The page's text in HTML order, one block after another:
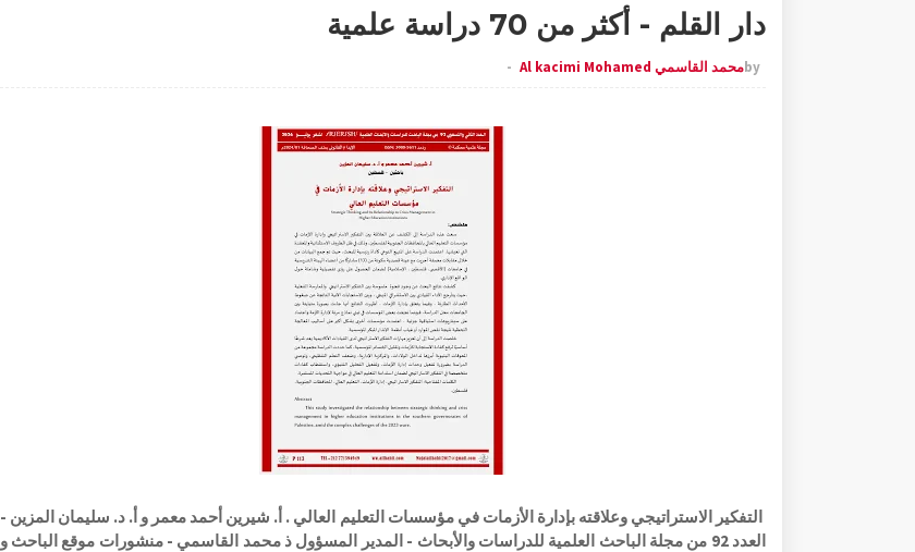
دار القلم - أكثر من 70 دراسة علمية
byمحمد القاسمي Al kacimi Mohamed
التفكير الاستراتيجي وعلاقته بإدارة الأزمات في مؤسسات التعليم العالي . أ. شيرين أحمد معمر و أ. د. سليمان المزين -
العدد 92 من مجلة الباحث العلمية للدراسات والأبحاث - المدير المسؤول ذ محمد القاسمي - منشورات موقع الباحث و